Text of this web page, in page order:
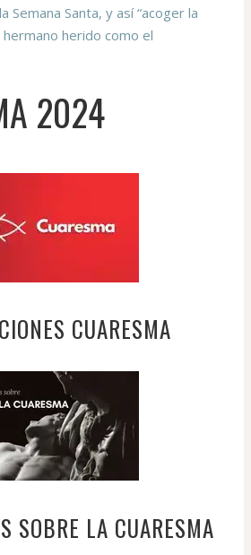
Semana Santa, y así “acoger la
herido como el
2024
CUARESMA
SOBRE LA CUARESMA